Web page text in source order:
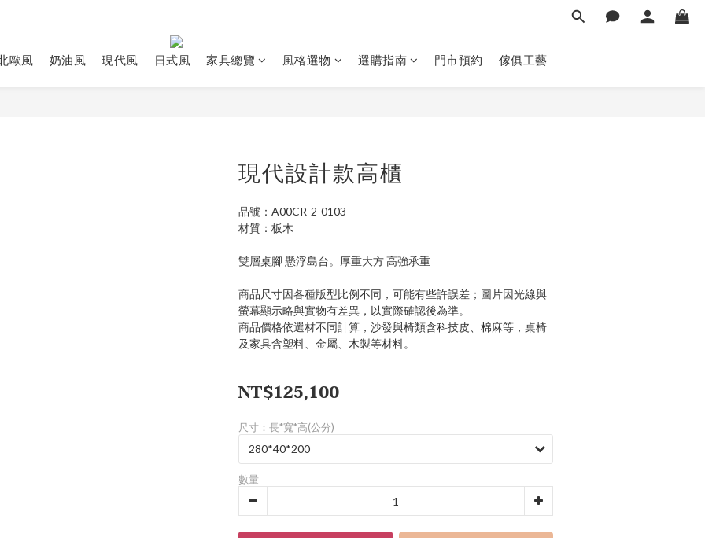
歐風 奶油風 現代風 日式風 家具總覽 風格選物 選購指南 門市預約 傢俱工藝
現代設計款高櫃
品號：A00CR-2-0103
材質：板木
雙層桌腳 懸浮島台。厚重大方 高強承重
商品尺寸因各種版型比例不同，可能有些許誤差；圖片因光線與
螢幕顯示略與實物有差異，以實際確認後為準。
商品價格依選材不同計算，沙發與椅類含科技皮、棉麻等，桌椅
及家具含塑料、金屬、木製等材料。
NT$125,100
尺寸：長*寬*高(公分)
數量